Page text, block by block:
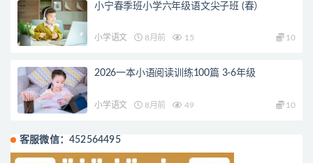
小宁春季班小学六年级语文尖子班 (春）
小学语文 8月前 15 10
2026一本小语阅读训练100篇 3-6年级
小学语文 8月前 49 10
客服微信：452564495